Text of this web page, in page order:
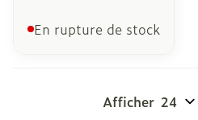
En rupture de stock
Afficher